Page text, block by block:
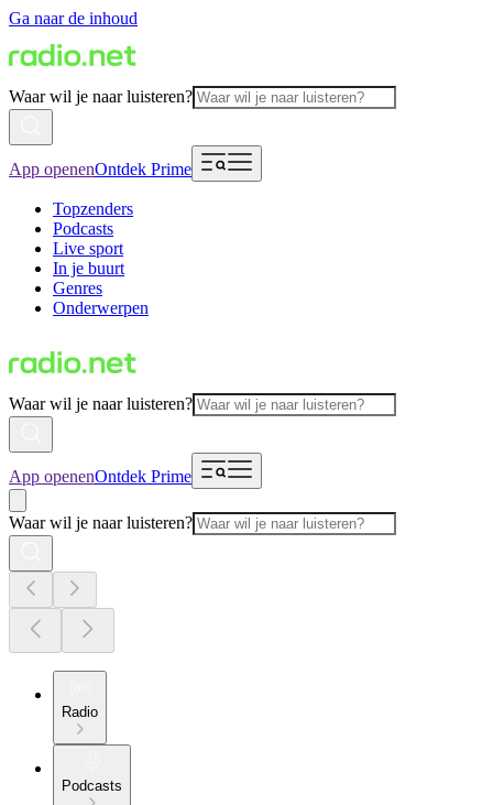
Ga naar de inhoud
Waar wil je naar luisteren?
App openenOntdek Prime
Topzenders
Podcasts
Live sport
In je buurt
Genres
Onderwerpen
Waar wil je naar luisteren?
App openenOntdek Prime
Waar wil je naar luisteren?
Radio
Podcasts